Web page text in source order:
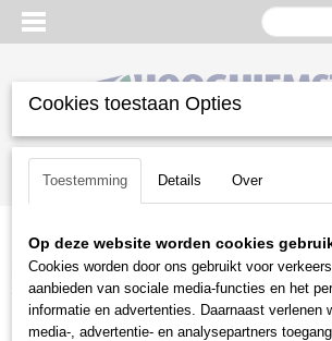
Inloggen Registreren
Home >Gazononderhoud>
hartschoffel gesmeed
Cookies toestaan Opties
Toestemming Details Over
Op deze website worden cookies
Cookies worden door ons gebruikt voor
aanbieden van sociale media-functies en het
informatie en advertenties. Daarnaast verlenen
media-, advertentie- en analysepartners